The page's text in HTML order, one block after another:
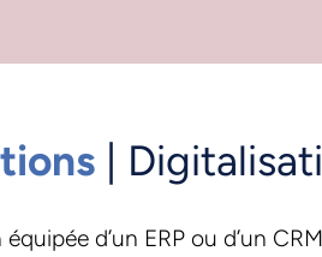
|
d’un ERP ou d’un